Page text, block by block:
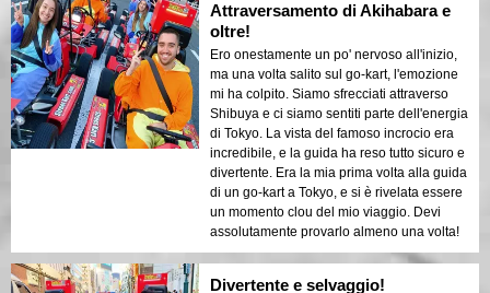
Attraversamento di Akihabara e
oltre!
Ero onestamente un po' nervoso all'inizio,
ma una volta salito sul go-kart, l'emozione
mi ha colpito. Siamo sfrecciati attraverso
Shibuya e ci siamo sentiti parte dell'energia
di Tokyo. La vista del famoso incrocio era
incredibile, e la guida ha reso tutto sicuro e
divertente. Era la mia prima volta alla guida
di un go-kart a Tokyo, e si è rivelata essere
un momento clou del mio viaggio. Devi
assolutamente provarlo almeno una volta!
Divertente e selvaggio!